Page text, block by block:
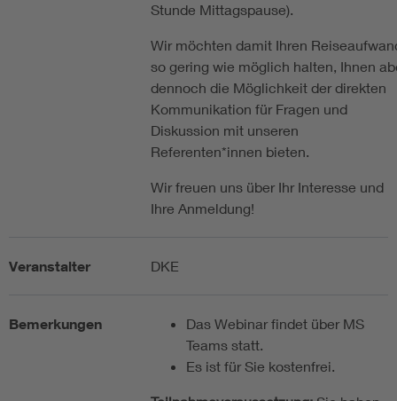
Stunde Mittagspause).
Wir möchten damit Ihren
so gering wie möglich halten, Ihnen
dennoch die Möglichkeit der direkten
Kommunikation für Fragen und
Diskussion mit unseren
Referenten*innen bieten.
Wir freuen uns über Ihr Interesse und
Ihre Anmeldung!
Veranstalter DKE
Bemerkungen
Das Webinar findet über MS
Teams statt.
Es ist für Sie kostenfrei.